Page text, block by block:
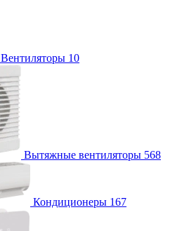
Вентиляторы 10
Вытяжные вентиляторы 568
Кондиционеры 167